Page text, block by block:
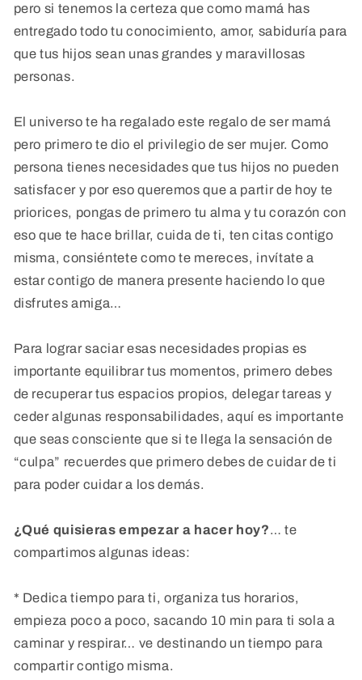
pero si tenemos la certeza que como mamá has
entregado todo tu conocimiento, amor, sabiduría para
que tus hijos sean unas grandes y maravillosas
personas.
El universo te ha regalado este regalo de ser mamá
pero primero te dio el privilegio de ser mujer. Como
persona tienes necesidades que tus hijos no pueden
satisfacer y por eso queremos que a partir de hoy te
priorices, pongas de primero tu alma y tu corazón con
eso que te hace brillar, cuida de ti, ten citas contigo
misma, consiéntete como te mereces, invítate a
estar contigo de manera presente haciendo lo que
disfrutes amiga…
Para lograr saciar esas necesidades propias es
importante equilibrar tus momentos, primero debes
de recuperar tus espacios propios, delegar tareas y
ceder algunas responsabilidades, aquí es importante
que seas consciente que si te llega la sensación de
“culpa” recuerdes que primero debes de cuidar de ti
para poder cuidar a los demás.
¿Qué quisieras empezar a hacer hoy?… te
compartimos algunas ideas:
* Dedica tiempo para ti, organiza tus horarios,
empieza poco a poco, sacando 10 min para ti sola a
caminar y respirar… ve destinando un tiempo para
compartir contigo misma.